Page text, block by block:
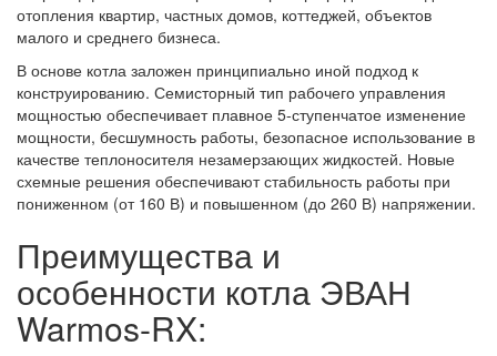
отопления квартир, частных домов, коттеджей, объектов
малого и среднего бизнеса.
В основе котла заложен принципиально иной подход к
конструированию. Семисторный тип рабочего управления
мощностью обеспечивает плавное 5-ступенчатое изменение
мощности, бесшумность работы, безопасное использование в
качестве теплоносителя незамерзающих жидкостей. Новые
схемные решения обеспечивают стабильность работы при
пониженном (от 160 В) и повышенном (до 260 В) напряжении.
Преимущества и
особенности котла ЭВАН
Warmos-RX: